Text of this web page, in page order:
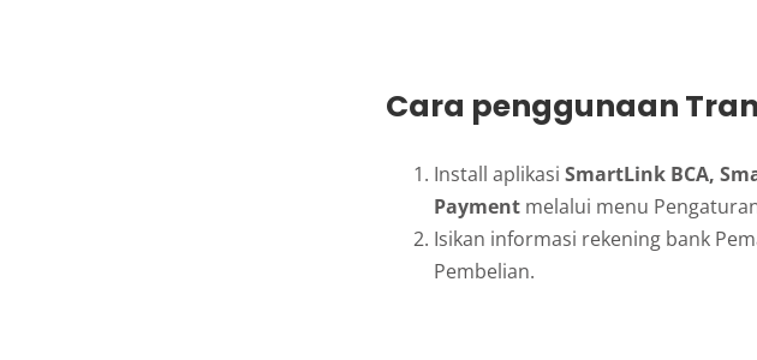
Cara penggunaan
Install aplikasi SmartLink BCA,
Paymentmelalui menu
Isikan informasi rekening bank
Pembelian.